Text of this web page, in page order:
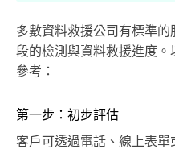
多數資料救援公司有標準
段的檢測與資料救援進度
參考：
第一步：初步評估
客戶可透過電話、線上表